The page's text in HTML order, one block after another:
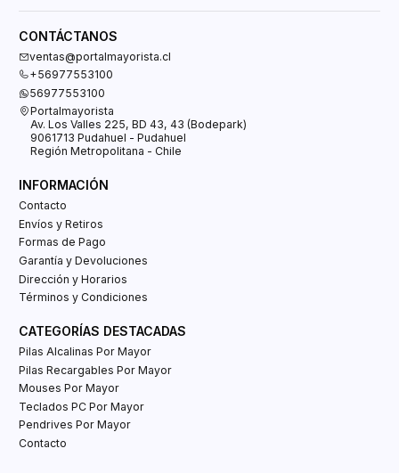
CONTÁCTANOS
ventas@portalmayorista.cl
+56977553100
56977553100
Portalmayorista
Av. Los Valles 225, BD 43, 43 (Bodepark)
9061713 Pudahuel - Pudahuel
Región Metropolitana - Chile
INFORMACIÓN
Contacto
Envíos y Retiros
Formas de Pago
Garantía y Devoluciones
Dirección y Horarios
Términos y Condiciones
CATEGORÍAS DESTACADAS
Pilas Alcalinas Por Mayor
Pilas Recargables Por Mayor
Mouses Por Mayor
Teclados PC Por Mayor
Pendrives Por Mayor
Contacto